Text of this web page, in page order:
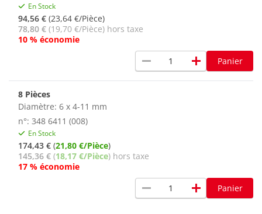
En Stock
94,56 € (23,64 €/Pièce)
78,80 € (19,70 €/Pièce) hors taxe
10 % économie
remove add Panier
8 Pièces
Diamètre: 6 x 4-11 mm
n°: 348 6411 (008)
En Stock
174,43 € (21,80 €/Pièce)
145,36 € (18,17 €/Pièce) hors taxe
17 % économie
remove add Panier